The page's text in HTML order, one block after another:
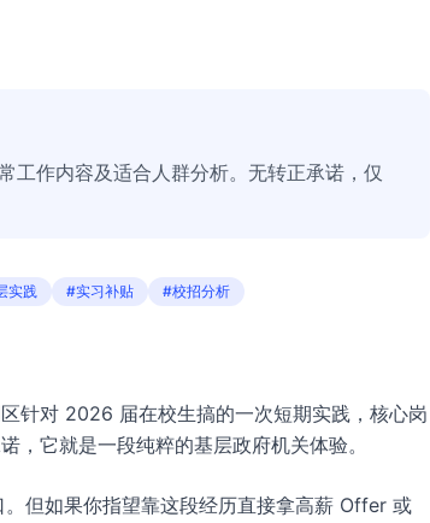
工作内容及适合人群分析。无转正承诺，仅
实践 #实习补贴 #校招分析
针对 2026 届在校生搞的一次短期实践，核心岗
，它就是一段纯粹的基层政府机关体验。
但如果你指望靠这段经历直接拿高薪 Offer 或